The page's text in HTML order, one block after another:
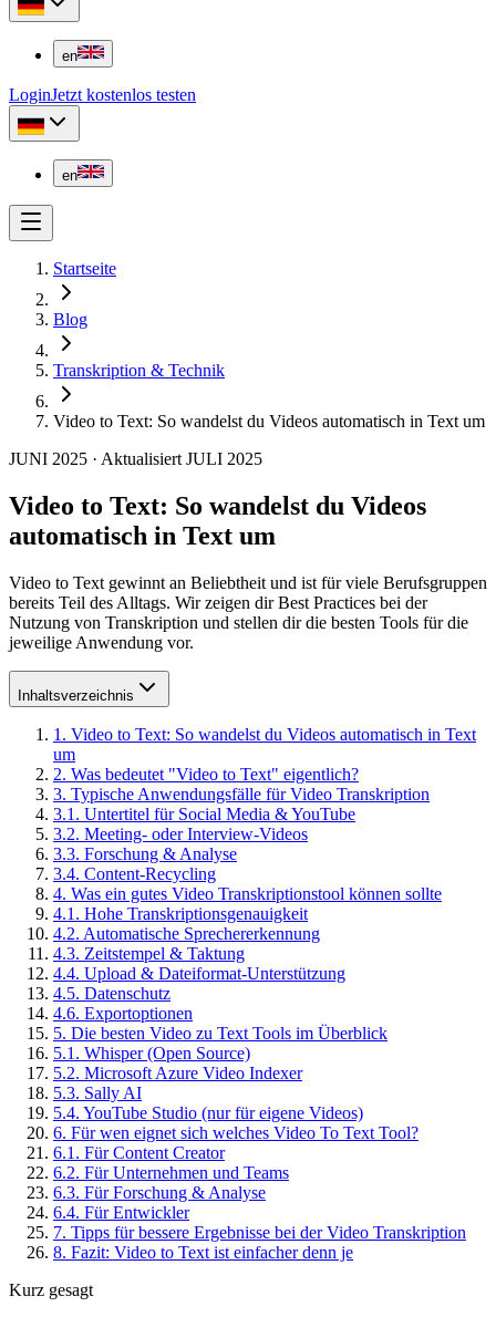
en
LoginJetzt kostenlos testen
en
Startseite
Blog
Transkription & Technik
Video to Text: So wandelst du Videos automatisch in Text um
JUNI 2025 · Aktualisiert JULI 2025
Video to Text: So wandelst du Videos
automatisch in Text um
Video to Text gewinnt an Beliebtheit und ist für viele Berufsgruppen
bereits Teil des Alltags. Wir zeigen dir Best Practices bei der
Nutzung von Transkription und stellen dir die besten Tools für die
jeweilige Anwendung vor.
Inhaltsverzeichnis
1 . Video to Text: So wandelst du Videos automatisch in Text
um
2. Was bedeutet "Video to Text" eigentlich?
3. Typische Anwendungsfälle für Video Transkription
3.1 . Untertitel für Social Media & YouTube
3.2. Meeting- oder Interview-Videos
3.3. Forschung & Analyse
3.4. Content-Recycling
4. Was ein gutes Video Transkriptionstool können sollte
4.1 . Hohe Transkriptionsgenauigkeit
4.2. Automatische Sprechererkennung
4.3. Zeitstempel & Taktung
4.4. Upload & Dateiformat-Unterstützung
4.5. Datenschutz
4.6. Exportoptionen
5. Die besten Video zu Text Tools im Überblick
5.1 . Whisper (Open Source)
5.2. Microsoft Azure Video Indexer
5.3. Sally AI
5.4. YouTube Studio (nur für eigene Videos)
6. Für wen eignet sich welches Video To Text Tool?
6.1 . Für Content Creator
6.2. Für Unternehmen und Teams
6.3. Für Forschung & Analyse
6.4. Für Entwickler
7. Tipps für bessere Ergebnisse bei der Video Transkription
8. Fazit: Video to Text ist einfacher denn je
Kurz gesagt